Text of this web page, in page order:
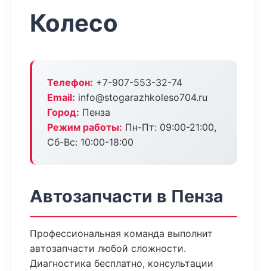
Колесо
Телефон: +7-907-553-32-74
Email: info@stogarazhkoleso704.ru
Город: Пенза
Режим работы: Пн-Пт: 09:00-21:00,
Сб-Вс: 10:00-18:00
Автозапчасти в Пенза
Профессиональная команда выполнит
автозапчасти любой сложности.
Диагностика бесплатно, консультации